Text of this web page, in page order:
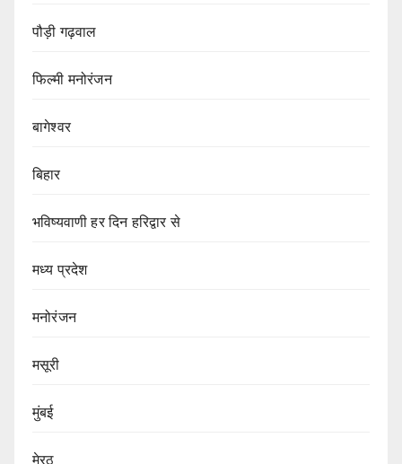
पौड़ी गढ़वाल
फिल्मी मनोरंजन
बागेश्वर
बिहार
भविष्यवाणी हर दिन हरिद्वार से
मध्य प्रदेश
मनोरंजन
मसूरी
मुंबई
मेरठ